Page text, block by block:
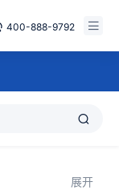
400-888-9792
展开